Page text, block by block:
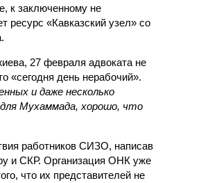
к заключенному не
ресурс «Кавказский узел» со
27 февраля адвоката не
«сегодня день нерабочий».
и даже несколько
Мухаммада, хорошо, что
работников СИЗО, написав
и СКР. Организация ОНК уже
что их представителей не